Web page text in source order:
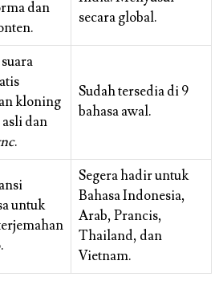
dan
secara global.
kloning
asli dan
.
Sudah tersedia di 9
bahasa awal.
untuk
Segera hadir untuk
Bahasa Indonesia,
Arab, Prancis,
Thailand, dan
Vietnam.